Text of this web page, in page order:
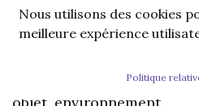
REVIENT ICI.
Pose ton attention sur
Nous utilisons des cookies
meilleure expérience
Politique